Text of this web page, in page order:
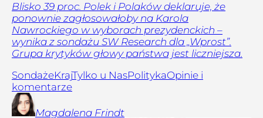
Blisko 39 proc. Polek i Polaków deklaruje, że
ponownie zagłosowałoby na Karola
Nawrockiego w wyborach prezydenckich –
wynika z sondażu SW Research dla „Wprost”.
Grupa krytyków głowy państwa jest liczniejsza.
SondażeKrajTylko u NasPolitykaOpinie i
komentarze
Magdalena Frindt